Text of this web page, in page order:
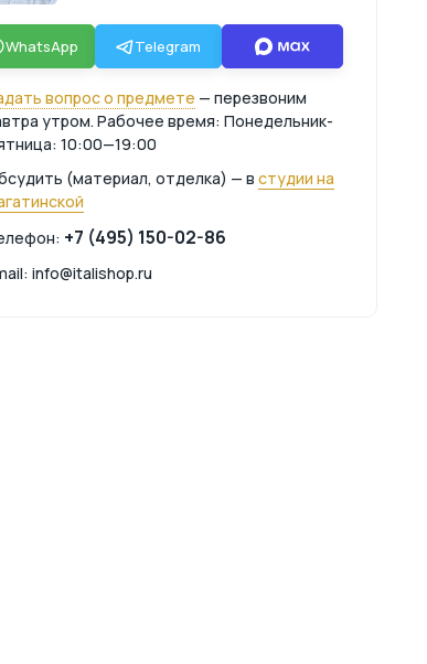
WhatsApp Telegram
вопрос о предмете — перезвоним
утром. Рабочее время: Понедельник-
10:00—19:00
(материал, отделка) — в студии на
+7 (495) 150-02-86
info@italishop.ru